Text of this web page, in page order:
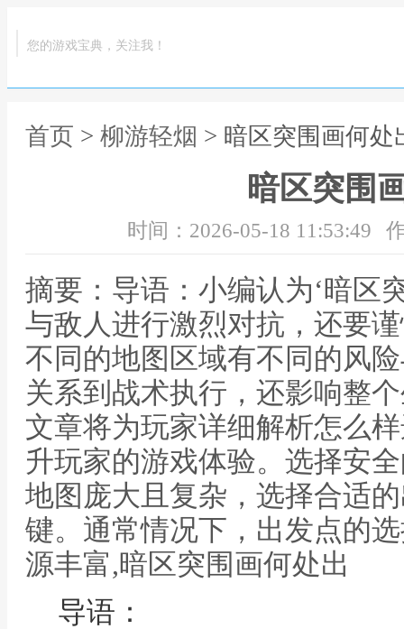
您的游戏宝典，关注我！
首页 > 柳游轻烟 > 暗区突围画何处
暗区突围
时间：2026-05-18 11:53:49
摘要：导语：小编认为‘暗区
与敌人进行激烈对抗，还要
不同的地图区域有不同的风
关系到战术执行，还影响整
文章将为玩家详细解析怎么
升玩家的游戏体验。选择安
地图庞大且复杂，选择合适
键。通常情况下，出发点的
源丰富,暗区突围画何处出
导语：